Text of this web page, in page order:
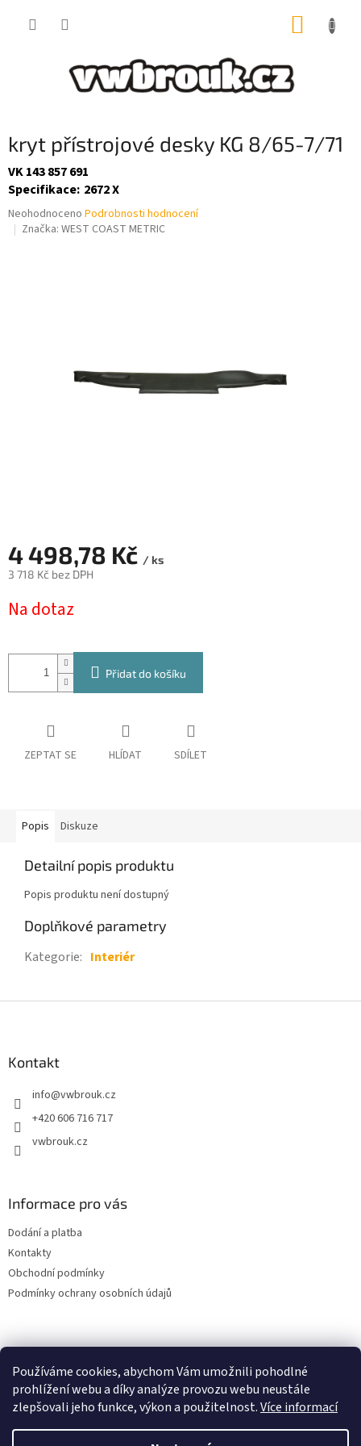
Používáme cookies, abychom Vám umožnili pohodlné
prohlížení webu a díky analýze provozu webu neustále
zlepšovali jeho funkce, výkon a použitelnost.Více informací
kryt přístrojové desky KG 8/65-7/71
VK 143 857 691
Specifikace: 2672 X
Průměrné
hodnocení
Neohodnoceno Podrobnosti hodnocení
Značka: WEST COAST METRIC
4 498,78 Kč / ks
3 718 Kč bez DPH
cena:
Na dotaz
Přidat do košíku
ZEPTAT SE HLÍDAT SDÍLET
Popis Diskuze
Detailní popis produktu
Popis produktu není dostupný
Doplňkové parametry
Kategorie: Interiér
Kontakt
info@vwbrouk.cz
+420 606 716 717
vwbrouk.cz
Informace pro vás
Dodání a platba
Kontakty
Obchodní podmínky
Podmínky ochrany osobních údajů